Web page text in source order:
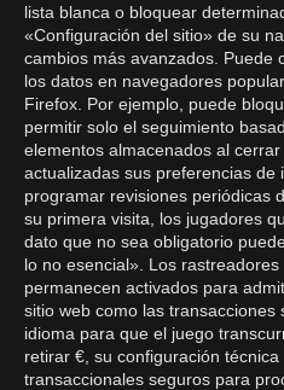
lista blanca o bloquear
«Configuración del sitio» de su
cambios más avanzados. Puede
los datos en navegadores
Firefox. Por ejemplo, puede
permitir solo el seguimiento
elementos almacenados al
actualizadas sus preferencias de
programar revisiones periódicas
su primera visita, los jugadores
dato que no sea obligatorio
lo no esencial». Los
permanecen activados para
sitio web como las
idioma para que el juego
retirar €, su configuración
transaccionales seguros para